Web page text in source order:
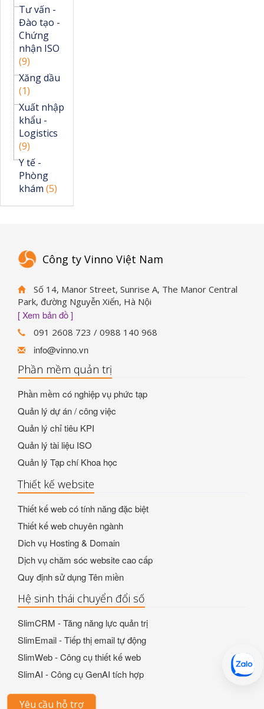
Tư vấn -
Đào tạo -
Chứng
nhận ISO
(9)
Xăng dầu
(1)
Xuất nhập
khẩu -
Logistics
(9)
Y tế -
Phòng
khám (5)
Công ty Vinno Việt Nam
Số 14, Manor Street, Sunrise A, The Manor Central
Park, đường Nguyễn Xiển, Hà Nội
[ Xem bản đồ ]
091 2608 723 / 0988 140 968
info@vinno.vn
Phần mềm quản trị
Phần mềm có nghiệp vụ phức tạp
Quản lý dự án / công việc
Quản lý chỉ tiêu KPI
Quản lý tài liệu ISO
Quản lý Tạp chí Khoa học
Thiết kế website
Thiết kế web có tính năng đặc biệt
Thiết kế web chuyên ngành
Dich vụ Hosting & Domain
Dịch vụ chăm sóc website cao cấp
Quy định sử dụng Tên miền
Hệ sinh thái chuyển đổi số
SlimCRM - Tăng năng lực quản trị
SlimEmail - Tiếp thị email tự động
SlimWeb - Công cụ thiết kế web
SlimAI - Công cụ GenAI tích hợp
Yêu cầu hỗ trợ